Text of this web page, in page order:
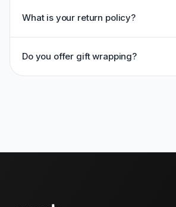
What is your return policy?
Do you offer gift wrapping?